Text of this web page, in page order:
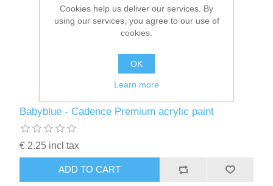
Babyblue - Cadence Premium acrylic paint
€ 2.25 incl tax
ADD TO CART
Cookies help us deliver our services. By
using our services, you agree to our use of
cookies.
OK
Learn more